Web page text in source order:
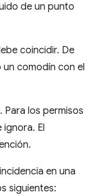
de un punto
coincidir. De
comodín con el
Para los permisos
El
en una
siguientes: